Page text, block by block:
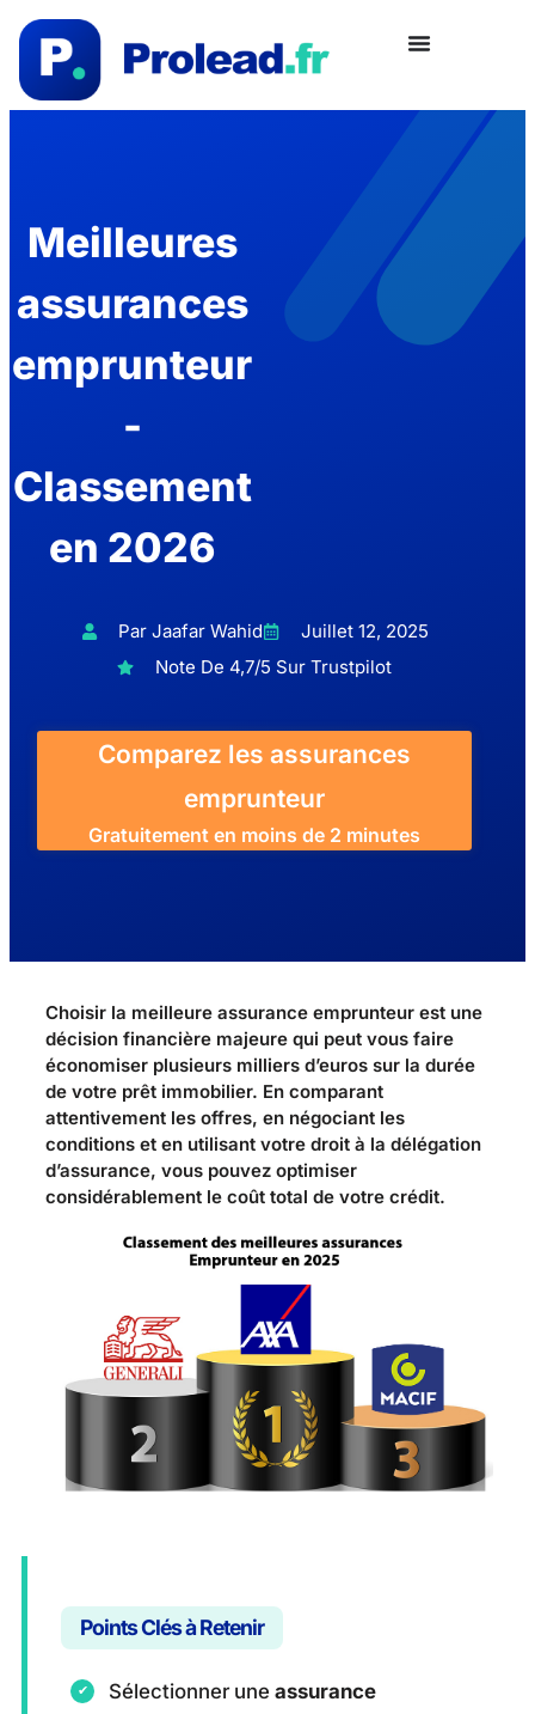
Meilleures
assurances
emprunteur
-
Classement
en 2026
Par Jaafar Wahid
Juillet 12, 2025
Note De 4,7/5 Sur Trustpilot
Comparez les assurances
emprunteur
Gratuitement en moins de 2 minutes
Choisir la meilleure assurance emprunteur est une
décision financière majeure qui peut vous faire
économiser plusieurs milliers d’euros sur la durée
de votre prêt immobilier. En comparant
attentivement les offres, en négociant les
conditions et en utilisant votre droit à la délégation
d’assurance, vous pouvez optimiser
considérablement le coût total de votre crédit.
Points Clés à Retenir
Sélectionner une assurance